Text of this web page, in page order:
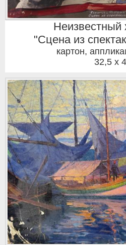
Неизвестный
"Сцена из
картон,
32,5 x